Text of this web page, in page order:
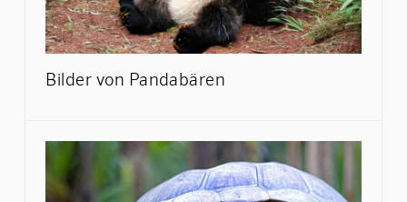
Bilder von Pandabären